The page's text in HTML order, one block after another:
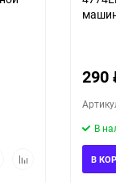
Добавить
290
В
В